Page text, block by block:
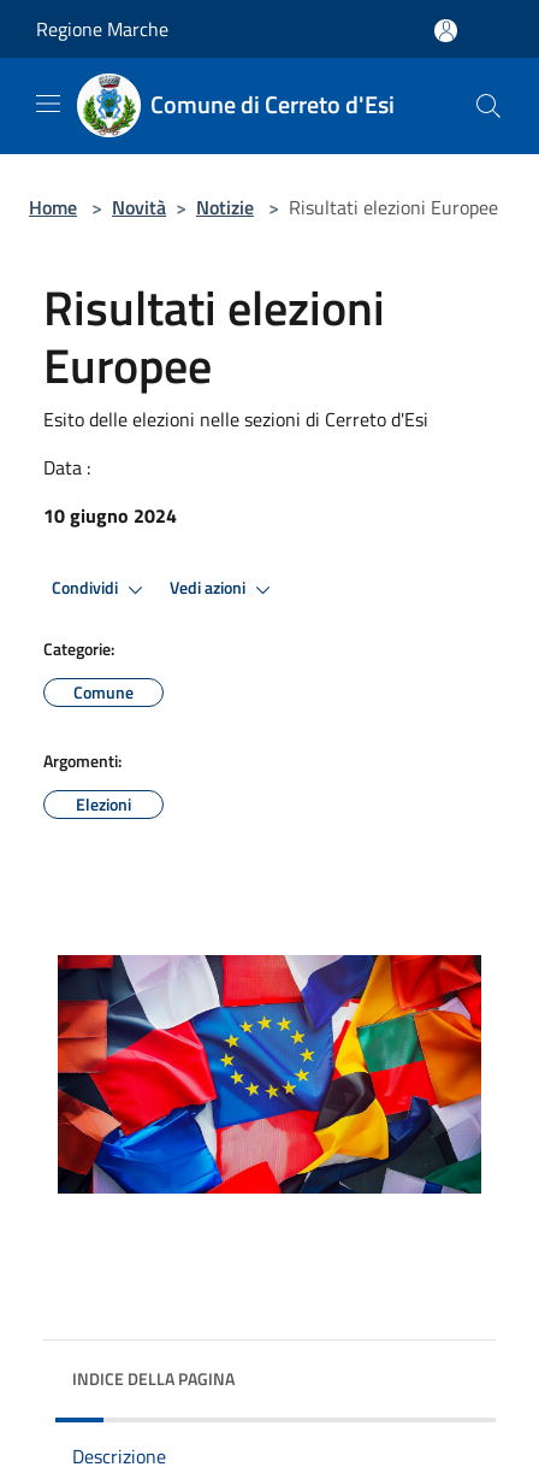
Regione Marche
Comune di Cerreto d'Esi
Home > Novità > Notizie > Risultati elezioni Europee
Risultati elezioni
Europee
Esito delle elezioni nelle sezioni di Cerreto d'Esi
Data :
10 giugno 2024
Condividi Vedi azioni
Categorie:
Comune
Argomenti:
Elezioni
INDICE DELLA PAGINA
Descrizione